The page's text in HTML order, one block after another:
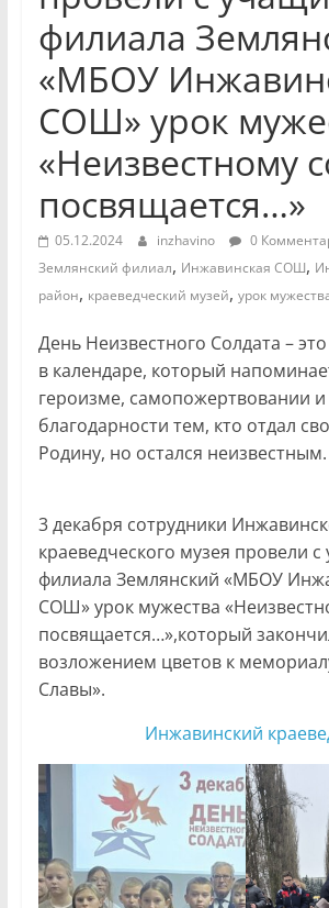
филиала
«МБОУ
СОШ» урок
«Неизвестному
посвящается…»
05.12.2024 inzhavino
0
Землянский филиал, Инжавинская СОШ,
район, краеведческий музей, урок
День Неизвестного Солдата –
в календаре, который
героизме, самопожертвовании
благодарности тем, кто отдал
Родину, но остался неизвестным.
3 декабря сотрудники
краеведческого музея провели
филиала Землянский «МБОУ
СОШ» урок мужества
посвящается…»,который
возложением цветов к
Славы».
Инжавинский